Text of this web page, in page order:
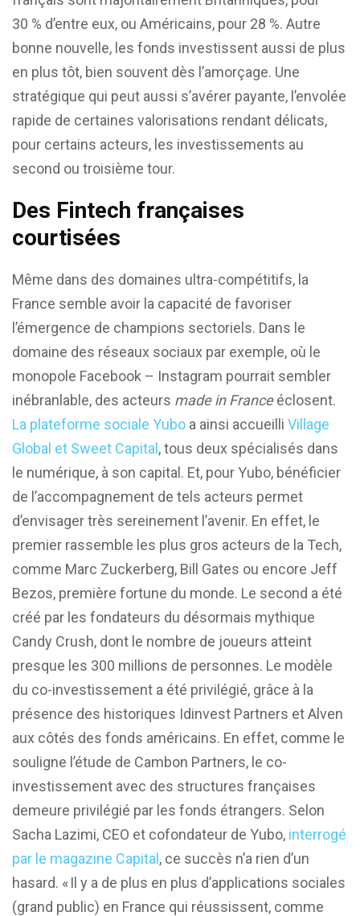
30 % d’entre eux, ou Américains, pour 28 %. Autre
bonne nouvelle, les fonds investissent aussi de plus
en plus tôt, bien souvent dès l’amorçage. Une
stratégique qui peut aussi s’avérer payante, l’envolée
rapide de certaines valorisations rendant délicats,
pour certains acteurs, les investissements au
second ou troisième tour.
Des Fintech françaises
courtisées
Même dans des domaines ultra-compétitifs, la
France semble avoir la capacité de favoriser
l’émergence de champions sectoriels. Dans le
domaine des réseaux sociaux par exemple, où le
monopole Facebook – Instagram pourrait sembler
inébranlable, des acteurs made in Franceéclosent.
La plateforme sociale Yubo a ainsi accueilli Village
Global et Sweet Capital, tous deux spécialisés dans
le numérique, à son capital. Et, pour Yubo, bénéficier
de l’accompagnement de tels acteurs permet
d’envisager très sereinement l’avenir. En effet, le
premier rassemble les plus gros acteurs de la Tech,
comme Marc Zuckerberg, Bill Gates ou encore Jeff
Bezos, première fortune du monde. Le second a été
créé par les fondateurs du désormais mythique
Candy Crush, dont le nombre de joueurs atteint
presque les 300 millions de personnes. Le modèle
du co-investissement a été privilégié, grâce à la
présence des historiques Idinvest Partners et Alven
aux côtés des fonds américains. En effet, comme le
souligne l’étude de Cambon Partners, le co-
investissement avec des structures françaises
demeure privilégié par les fonds étrangers. Selon
Sacha Lazimi, CEO et cofondateur de Yubo, interrogé
par le magazine Capital, ce succès n’a rien d’un
hasard. « Il y a de plus en plus d’applications sociales
(grand public) en France qui réussissent, comme